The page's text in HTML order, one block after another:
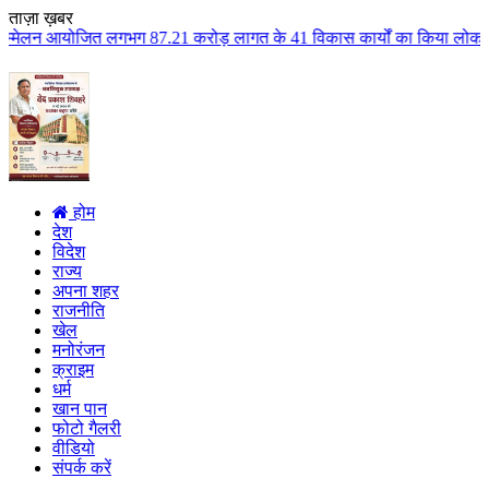
ताज़ा ख़बर
लागत के 41 विकास कार्यों का किया लोकार्पण एवं भूमिपूजन कुलैथ
होम
देश
विदेश
राज्य
अपना शहर
राजनीति
खेल
मनोरंजन
क्राइम
धर्म
खान पान
फोटो गैलरी
वीडियो
संपर्क करें